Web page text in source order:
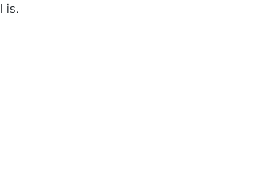
is.